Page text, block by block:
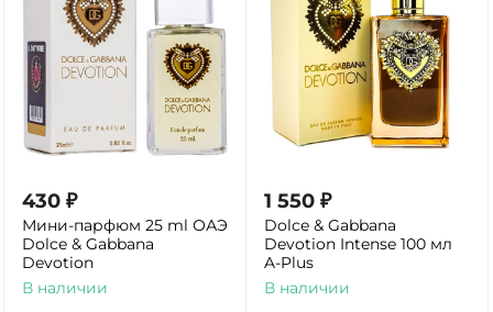
430 ₽
Мини-парфюм 25 ml ОАЭ
Dolce & Gabbana
Devotion
В наличии
1 550 ₽
Dolce & Gabbana
Devotion Intense 100 мл
A-Plus
В наличии